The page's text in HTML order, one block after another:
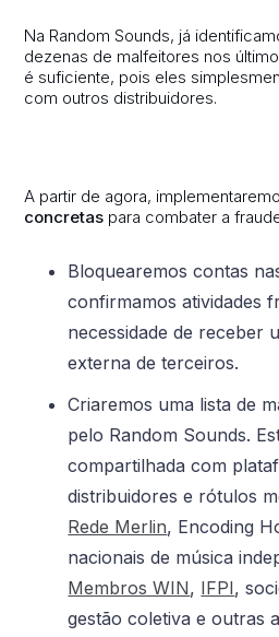
Na Random Sounds, já
dezenas de malfeitores nos
é suficiente, pois eles
com outros distribuidores.
A partir de agora,
concretas para combater a
Bloquearemos contas
confirmamos atividades
necessidade de receber
externa de terceiros.
Criaremos uma lista de
pelo Random Sounds.
compartilhada com
distribuidores e rótulos
Rede Merlin, Encoding
nacionais de música
Membros WIN, IFPI,
gestão coletiva e outras